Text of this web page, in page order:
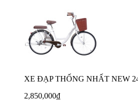
XE ĐẠP THỐNG NHẤT NEW
2,850,000₫